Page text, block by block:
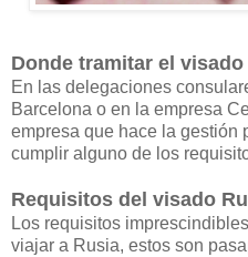
Donde tramitar el
En las delegaciones
Barcelona o en la empresa
empresa que hace la gestión
cumplir alguno de los
Requisitos del visado
Los requisitos
viajar a Rusia, estos son